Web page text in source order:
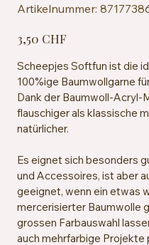
Artikelnummer:
3,50 CHF
Scheepjes Softfun ist die
100%ige Baumwollgarne
Dank der Baumwoll-Acryl-
flauschiger als klassische
natürlicher.
Es eignet sich besonders
und Accessoires, ist aber
geeignet, wenn ein etwas
mercerisierter Baumwolle
grossen Farbauswahl
auch mehrfarbige